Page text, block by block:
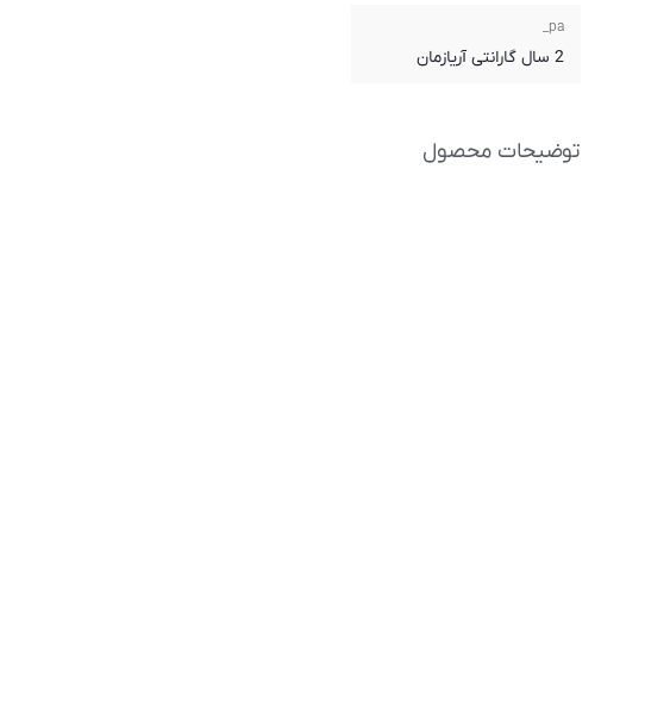
pa_
2 سال گارانتی آریازمان
توضیحات محصول